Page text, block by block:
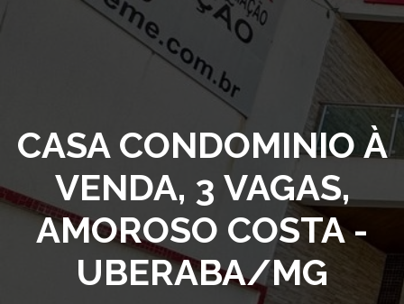
CASA CONDOMINIO À
VENDA, 3 VAGAS,
AMOROSO COSTA -
UBERABA/MG